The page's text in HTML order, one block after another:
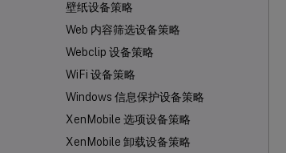
壁纸设备策略
Web 内容筛选设备策略
Webclip 设备策略
WiFi 设备策略
Windows 信息保护设备策略
XenMobile 选项设备策略
XenMobile 卸载设备策略